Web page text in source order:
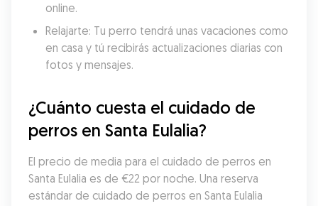
online.
Relajarte: Tu perro tendrá unas vacaciones como
en casa y tú recibirás actualizaciones diarias con
fotos y mensajes.
¿Cuánto cuesta el cuidado de
perros en Santa Eulalia?
El precio de media para el cuidado de perros en
Santa Eulalia es de €22 por noche. Una reserva
estándar de cuidado de perros en Santa Eulalia